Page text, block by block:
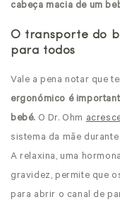
cabeça macia de um
O transporte do
para todos
Vale a pena notar que
ergonómico é
bebé. O Dr. Ohm
sistema da mãe
A relaxina, uma
gravidez, permite que
para abrir o canal de